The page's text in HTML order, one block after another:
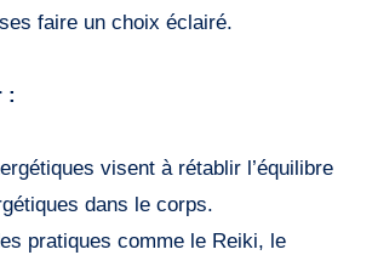
faire un choix éclairé.
:
visent à rétablir l’équilibre
dans le corps.
pratiques comme le Reiki, le